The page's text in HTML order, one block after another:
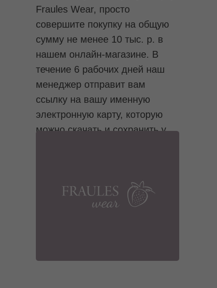
Fraules Wear, просто
совершите покупку на общую
сумму не менее 10 тыс. р. в
нашем онлайн-магазине. В
течение 6 рабочих дней наш
менеджер отправит вам
ссылку на вашу именную
электронную карту, которую
можно скачать и сохранить у